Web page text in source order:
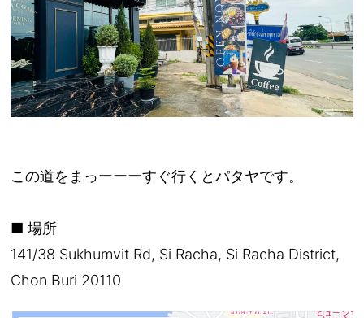
この道をまっーーーすぐ行くとパタヤです。
■ 場所
141/38 Sukhumvit Rd, Si Racha, Si Racha District,
Chon Buri 20110